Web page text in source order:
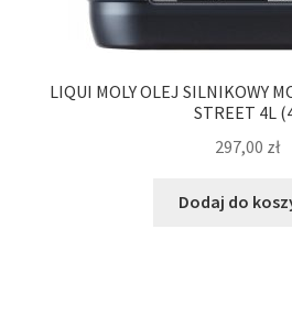
LIQUI MOLY OLEJ SILNIKOWY
STREET 4L
297,00 zł
Dodaj do